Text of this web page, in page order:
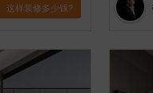
这样装修多少钱?